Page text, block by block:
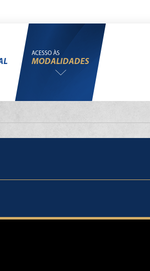
ACESSO ÀS
MODALIDADES